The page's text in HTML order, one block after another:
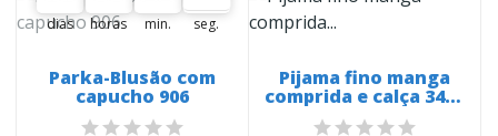
dias horas min. seg.
Parka-Blusão com
capucho 906
Pijama fino manga
comprida e calça 3481
Floral